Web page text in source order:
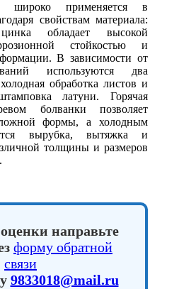
широко применяется в
свойствам материала:
обладает высокой
стойкостью и
В зависимости от
используются два
обработка листов и
латуни. Горячая
болванки позволяет
формы, а холодным
вырубка, вытяжка и
толщины и размеров
направьте
форму обратной
связи
9833018@mail.ru